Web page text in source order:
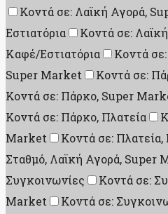
Κοντά σε: Λαϊκή Αγορά,
Εστιατόρια
Κοντά σε:
Καφέ/Εστιατόρια
Κοντά
Super Market
Κοντά σε:
Κοντά σε: Πάρκο, Super
Κοντά σε: Πάρκο, Πλατεία
Market
Κοντά σε:
Σταθμό, Λαϊκή Αγορά, Super
Συγκοινωνίες
Κοντά σε:
Market
Κοντά σε: